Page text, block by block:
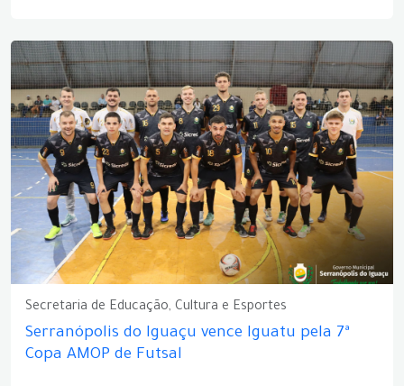
Secretaria de Educação, Cultura e Esportes
Serranópolis do Iguaçu vence Iguatu pela 7ª
Copa AMOP de Futsal